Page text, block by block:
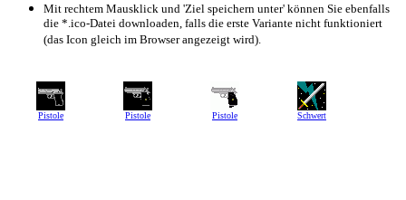
Mit rechtem Mausklick und 'Ziel speichern unter' können Sie ebenfalls
die *.ico-Datei downloaden, falls die erste Variante nicht funktioniert
(das Icon gleich im Browser angezeigt wird).
Pistole Pistole Pistole Schwert